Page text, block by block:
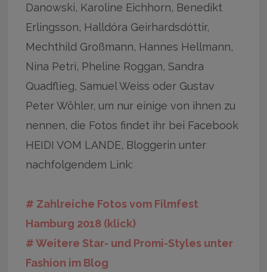
Danowski, Karoline Eichhorn, Benedikt
Erlingsson, Halldóra Geirhardsdóttir,
Mechthild Großmann, Hannes Hellmann,
Nina Petri, Pheline Roggan, Sandra
Quadflieg, Samuel Weiss oder Gustav
Peter Wöhler, um nur einige von ihnen zu
nennen, die Fotos findet ihr bei Facebook
HEIDI VOM LANDE, Bloggerin unter
nachfolgendem Link:
# Zahlreiche Fotos vom Filmfest
Hamburg 2018 (klick)
# Weitere Star- und Promi-Styles unter
Fashion im Blog